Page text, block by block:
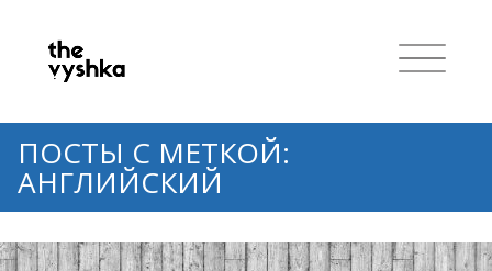
ПОСТЫ С МЕТКОЙ:
АНГЛИЙСКИЙ